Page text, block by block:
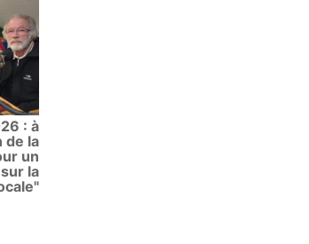
: à
de la
un
la